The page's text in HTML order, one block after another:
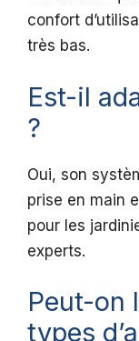
confort
très bas.
Est-il
?
Oui, son
prise en main
pour les
experts.
Peut-on
types